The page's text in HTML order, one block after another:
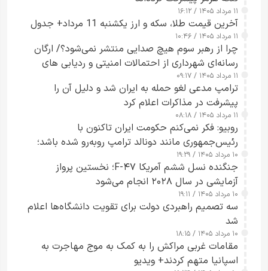
۱۱ مرداد ۱۴۰۵ / ۱۶:۱۲
آخرین قیمت طلا، سکه و ارز یکشنبه 11 مرداد+ جدول
۱۱ مرداد ۱۴۰۵ / ۱۰:۴۶
چرا از رهبر سوم هیچ صدایی منتشر نمی‌شود؟/ ارگان
رسانه‌ای شهرداری از احتمالات امنیتی و ردیابی های
جاسوسی گفت
۱۱ مرداد ۱۴۰۵ / ۰۹:۱۷
ترامپ مدعی لغو حمله به ایران شد و دلیل آن را
پیشرفت در مذاکرات اعلام کرد
۱۱ مرداد ۱۴۰۵ / ۰۸:۱۸
روبیو: فکر نمی‌کنم حکومت ایران تاکنون با
رئیس‌جمهوری مانند دونالد ترامپ روبه‌رو شده باشد؛
کسی که واقعاً دست به اقدام می‌زند
۱۰ مرداد ۱۴۰۵ / ۱۹:۲۹
جنگنده نسل ششم آمریکا F-۴۷؛ نخستین پرواز
آزمایشی در سال ۲۰۲۸ انجام می‌شود
۱۰ مرداد ۱۴۰۵ / ۱۹:۱۱
سه تصمیم راهبردی دولت برای تقویت دانشگاه‌ها اعلام
شد
۱۰ مرداد ۱۴۰۵ / ۱۸:۱۵
مقامات غربی مراکش را به کمک به موج مهاجرت به
اسپانیا متهم کردند+ ویدیو